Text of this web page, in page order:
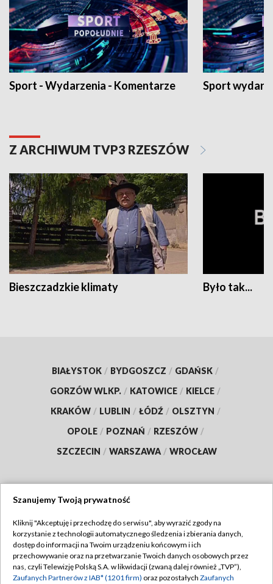
Sport - Wydarzenia - Komentarze Sport
Z ARCHIWUM TVP3 RZESZÓW
Bieszczadzkie klimaty Było tak...
BIAŁYSTOK / BYDGOSZCZ / GDAŃSK /
GORZÓW WLKP. / KATOWICE / KIELCE /
KRAKÓW / LUBLIN / ŁÓDŹ / OLSZTYN /
OPOLE / POZNAŃ / RZESZÓW /
SZCZECIN / WARSZAWA / WROCŁAW
TVP
Abonament TVP
Emisja w TVP
Regulamin TVP
Polityka prywatności
Szanujemy Twoją prywatność
Kliknij "Akceptuję i przechodzę do serwisu", aby wyrazić zgody na
korzystanie z technologii automatycznego śledzenia i zbierania danych,
dostęp do informacji na Twoim urządzeniu końcowym i ich
przechowywanie oraz na przetwarzanie Twoich danych osobowych przez
nas, czyli Telewizję Polską S.A. w likwidacji (zwaną dalej również „TVP”),
Zaufanych Partnerów z IAB* (1201 firm) oraz pozostałych Zaufanych